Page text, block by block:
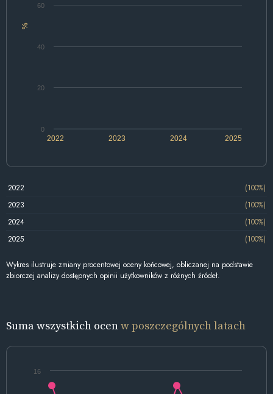
%
2022 2024
2023 2025
0
20
40
60
2022
(100%)
2023
(100%)
2024
(100%)
2025
(100%)
Wykres ilustruje zmiany procentowej oceny końcowej, obliczanej na podstawie
zbiorczej analizy dostępnych opinii użytkowników z różnych źródeł.
Suma wszystkich ocenw poszczególnych latach
16